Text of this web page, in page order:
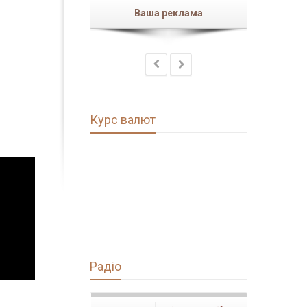
Ваша реклама
Курс валют
Радіо